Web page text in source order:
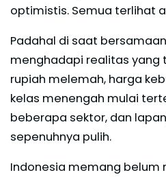
optimistis. Semua terlihat
Padahal di saat
menghadapi realitas yang
rupiah melemah, harga
kelas menengah mulai
beberapa sektor, dan
sepenuhnya pulih.
Indonesia memang belum